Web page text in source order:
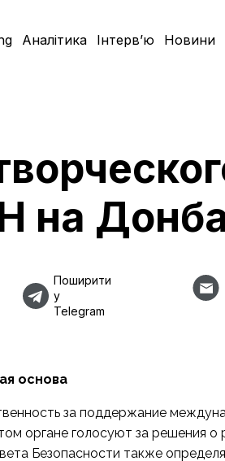
Аналітика Інтерв’ю Новини
на
Поширити
у
Telegram
основа
за поддержание
органе голосуют за решения о
Безопасности также